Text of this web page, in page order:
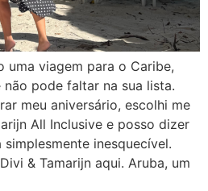
uma viagem para o Caribe,
pode faltar na sua lista.
meu aniversário, escolhi me
All Inclusive e posso dizer
inesquecível.
& Tamarijn aqui. Aruba, um